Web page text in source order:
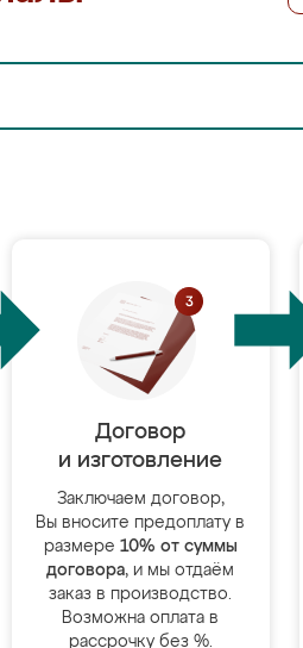
Договор
и изготовление
Заключаем договор,
Вы вносите предоплату в
размере 10% от суммы
договора, и мы отдаём
заказ в производство.
Возможна оплата в
рассрочку без %.